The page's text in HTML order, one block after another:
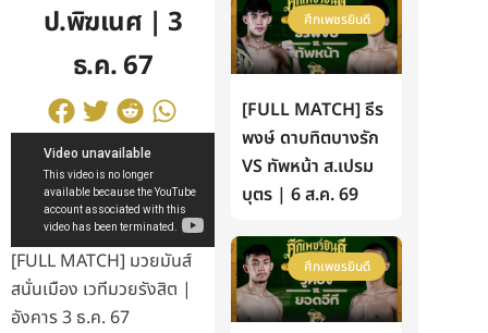
ป.พิฆเนศ | 3
ธ.ค. 67
[FULL MATCH] มวยมันส์
สนั่นเมือง เวทีมวยรังสิต |
อังคาร 3 ธ.ค. 67
ศึกเพชรยินดี
[FULL MATCH] ธีร
พงษ์ ดาบทิตบางรัก
VS ทัพหน้า ส.เปรม
บุตร | 6 ส.ค. 69
ศึกเพชรยินดี